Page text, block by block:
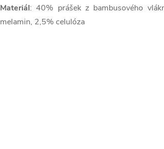
Materiál: 40% prášek z bambusového
melamin, 2,5% celulóza